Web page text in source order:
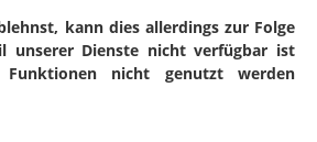
kann dies allerdings zur Folge
unserer Dienste nicht verfügbar ist
nicht genutzt werden